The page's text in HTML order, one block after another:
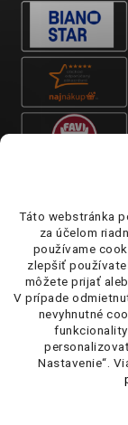
Táto webstránka
za účelom
používame
zlepšiť
môžete prijať
V prípade
nevyhnutné
Nastavenie“.